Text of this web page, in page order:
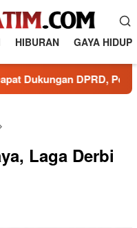
HIBURAN GAYA HIDUP
DPRD, Pelayanan
Laga Derbi